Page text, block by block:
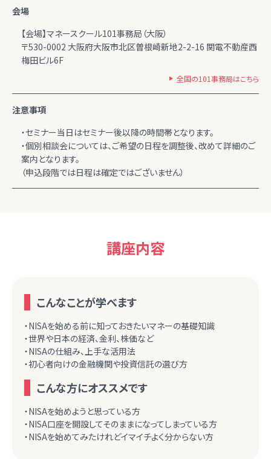
会場
【会場】マネースクール101事務局（大阪）
〒530-0002 大阪府大阪市北区曽根崎新地2-2-16 関電不動産西
梅田ビル6F
全国の101事務局はこちら
注意事項
・セミナー当日はセミナー後以降の時間帯となります。
・個別相談会については、ご希望の日程を調整後、改めて詳細のご
案内となります。
（申込段階では日程は確定ではございません）
講座内容
こんなことが学べます
・NISAを始める前に知っておきたいマネーの基礎知識
・世界や日本の経済、金利、株価など
・NISAの仕組み、上手な活用法
・初心者向けの金融機関や投資信託の選び方
こんな方にオススメです
・NISAを始めようと思っている方
・NISA口座を開設してそのままになってしまっている方
・NISAを始めてみたけれどイマイチよく分からない方